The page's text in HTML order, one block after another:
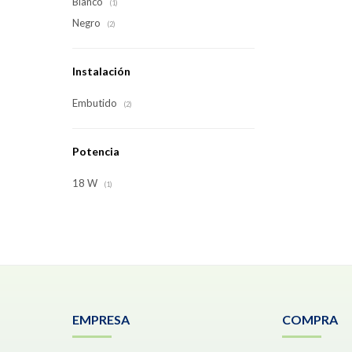
(1)
Negro (2)
Instalación
Embutido (2)
Potencia
18 W (1)
EMPRESA COMPRA